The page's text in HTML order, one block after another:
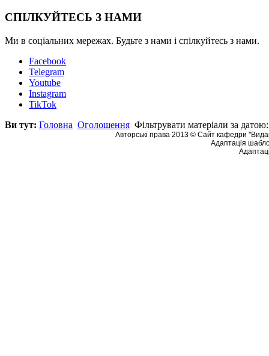
СПІЛКУЙТЕСЬ З НАМИ
Ми в соціальних мережах. Будьте з нами і спілкуйтесь з нами.
Facebook
Telegram
Youtube
Instagram
TikTok
Ви тут: Головна Оголошення Фільтрувати матеріали за
Авторські права 2013 © Сайт кафедри
Адаптація